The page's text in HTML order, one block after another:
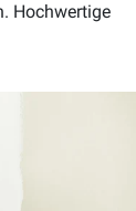
Hochwertige